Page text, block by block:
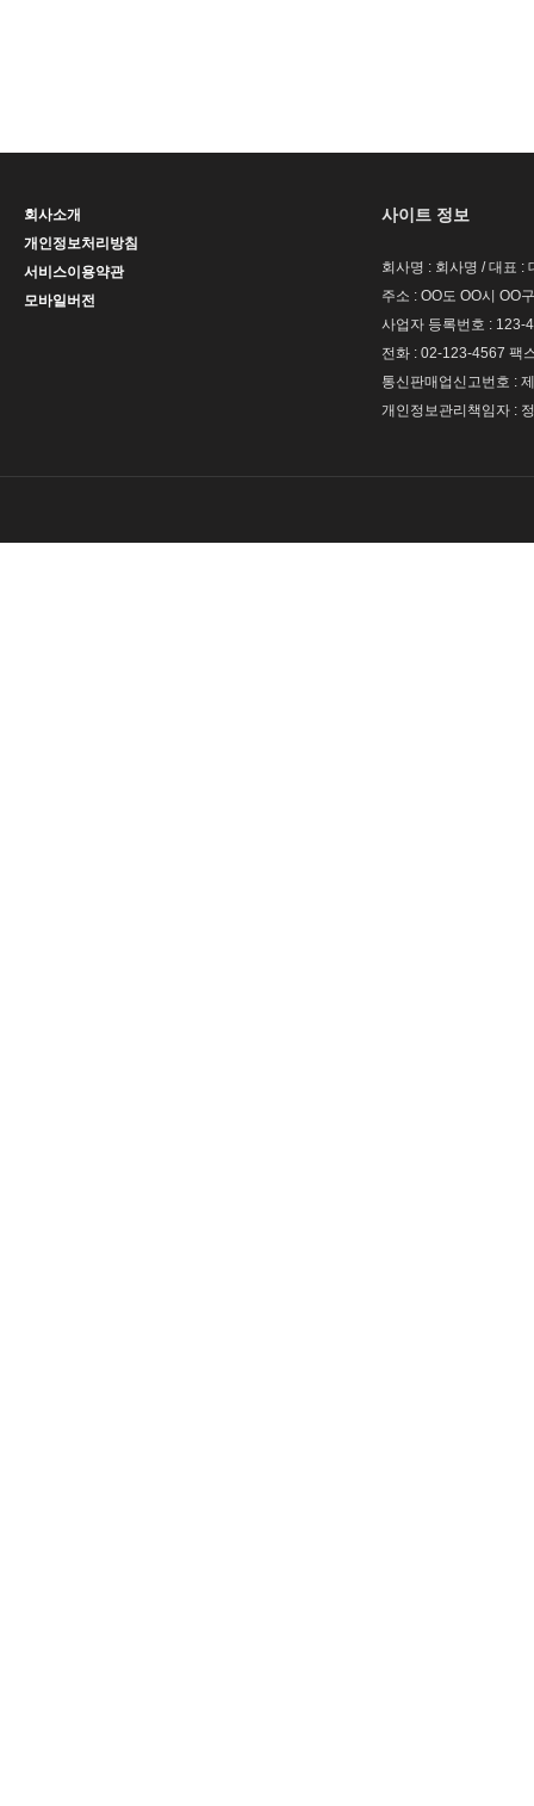
회사소개
개인정보처리방침
서비스이용약관
모바일버전
사이트 정보
회사명 : 회사명 / 대표 :
주소 : OO도 OO시 OO
사업자 등록번호 : 123-
전화 : 02-123-4567 팩
통신판매업신고번호 :
개인정보관리책임자 :